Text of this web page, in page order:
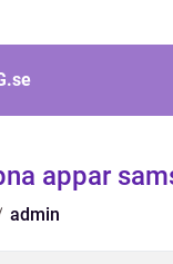
se
appar
admin